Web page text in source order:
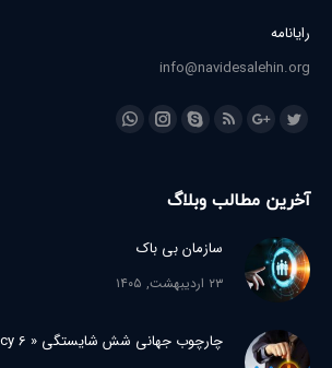
رایانامه
info@navidesalehin.org
Find us on:
Twitter
Google+
Rss
Skype
Instagram
Whatsapp
آخرین مطالب وبلاگ
سازمان بی ‏باک
۲۳ اردیبهشت, ۱۴۰۵